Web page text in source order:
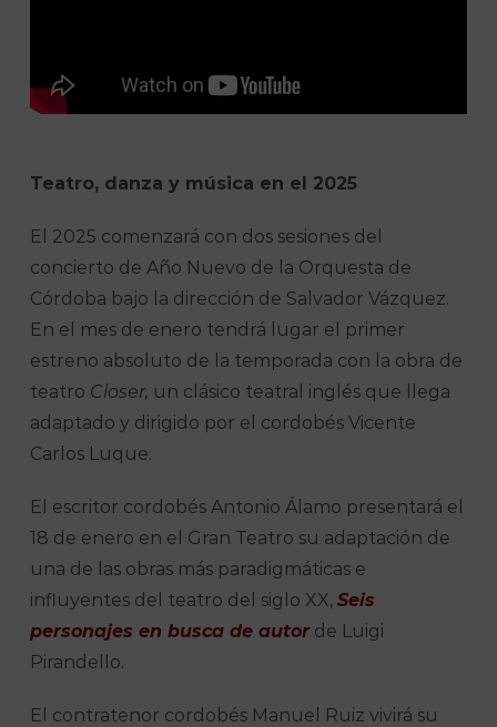
Teatro, danza y música en el 2025
El 2025 comenzará con dos sesiones del
concierto de Año Nuevo de la Orquesta de
Córdoba bajo la dirección de Salvador Vázquez.
En el mes de enero tendrá lugar el primer
estreno absoluto de la temporada con la obra de
teatro Closer, un clásico teatral inglés que llega
adaptado y dirigido por el cordobés Vicente
Carlos Luque.
El escritor cordobés Antonio Álamo presentará el
18 de enero en el Gran Teatro su adaptación de
una de las obras más paradigmáticas e
influyentes del teatro del siglo XX,Seis
personajes en busca de autor de Luigi
Pirandello.
El contratenor cordobés Manuel Ruiz vivirá su